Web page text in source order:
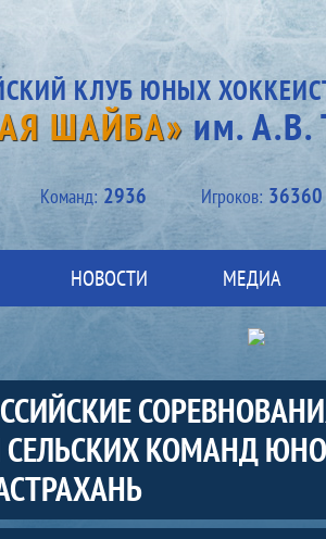
КЛУБ ЮНЫХ
ШАЙБА»им. А.В.
Kоманд: 2936 Игроков: 36360
НОВОСТИ МЕДИА
СЕЛЬСКИХ КОМАНД